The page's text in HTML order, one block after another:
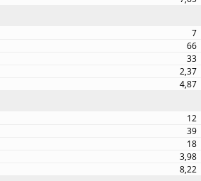
7
66
33
2,37
4,87
12
39
18
3,98
8,22